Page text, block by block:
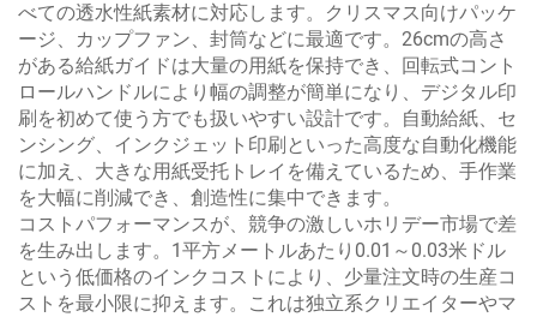
べての透水性紙素材に対応します。クリスマス向けパッケ
ージ、カップファン、封筒などに最適です。26cmの高さ
がある給紙ガイドは大量の用紙を保持でき、回転式コント
ロールハンドルにより幅の調整が簡単になり、デジタル印
刷を初めて使う方でも扱いやすい設計です。自動給紙、セ
ンシング、インクジェット印刷といった高度な自動化機能
に加え、大きな用紙受托トレイを備えているため、手作業
を大幅に削減でき、創造性に集中できます。
コストパフォーマンスが、競争の激しいホリデー市場で差
を生み出します。1平方メートルあたり0.01～0.03米ドル
という低価格のインクコストにより、少量注文時の生産コ
ストを最小限に抑えます。これは独立系クリエイターやマ